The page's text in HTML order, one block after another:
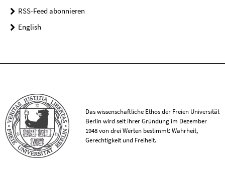
RSS-Feed abonnieren
English
Das wissenschaftliche Ethos der Freien Universität
Berlin wird seit ihrer Gründung im Dezember
1948 von drei Werten bestimmt: Wahrheit,
Gerechtigkeit und Freiheit.